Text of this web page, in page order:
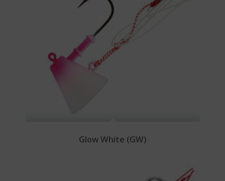
Glow White (GW)